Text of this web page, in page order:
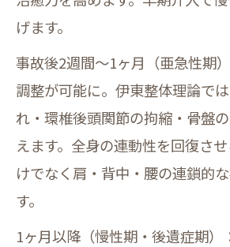
げます。
事故後2週間～1ヶ月（亜急性期
調整が可能に。伊東整体理論で
れ・環椎後頭関節の拘縮・骨盤
えます。全身の連動性を回復さ
けでなく肩・背中・腰の連鎖的
す。
1ヶ月以降（慢性期・後遺症期）